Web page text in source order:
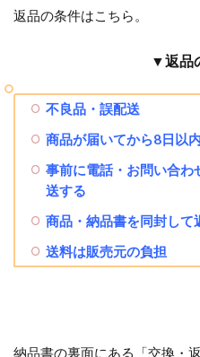
返品の条件はこちら。
▼返品
不良品・誤配送
商品が届いてから8日以
事前に電話・お問い合わ
送する
商品・納品書を同封して
送料は販売元の負担
納品書の裏面にある「交換・